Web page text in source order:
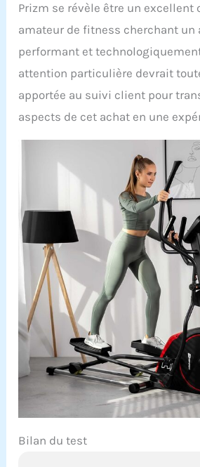
Prizm se révèle être un excellent
amateur de fitness cherchant un
performant et
attention particulière devrait
apportée au suivi client pour
aspects de cet achat en une
Bilan du test